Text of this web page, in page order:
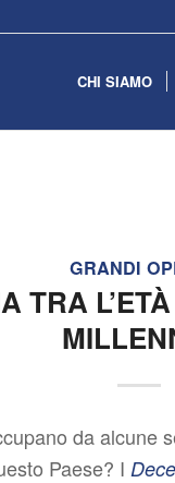
CHI SIAMO
GRANDI
TRA
da alcune
Paese? I